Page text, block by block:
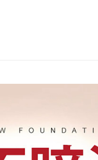
(FedEx)海外配送